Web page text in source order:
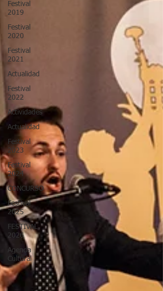
Festival
2019
Festival
2020
Festival
2021
Actualidad
Festival
2022
Actividades
Actualidad
Festival
2023
Festival
2024
CONCURSO
Festival
2025
FESTIVAL
2026
Agenda
Cultural